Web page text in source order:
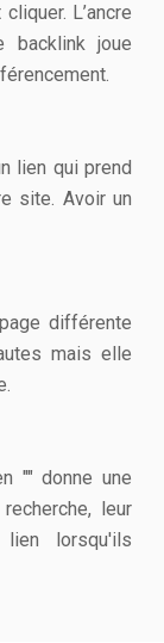
L’ancre
backlink joue
lien qui prend
site. Avoir un
différente
mais elle
"" donne une
leur
lorsqu'ils